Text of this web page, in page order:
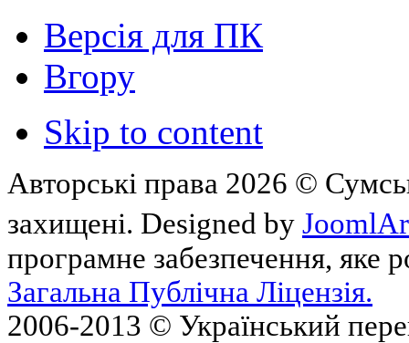
Версія для ПК
Вгору
Skip to content
Авторські права 2026 ©
захищені. Designed by
програмне забезпечення, яке
Загальна Публічна Ліцензія.
2006-2013 © Український